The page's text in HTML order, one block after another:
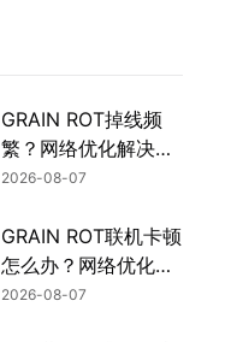
GRAIN ROT掉线频
繁？网络优化解决指
南！
2026-08-07
GRAIN ROT联机卡顿
怎么办？网络优化解
决方案！
2026-08-07